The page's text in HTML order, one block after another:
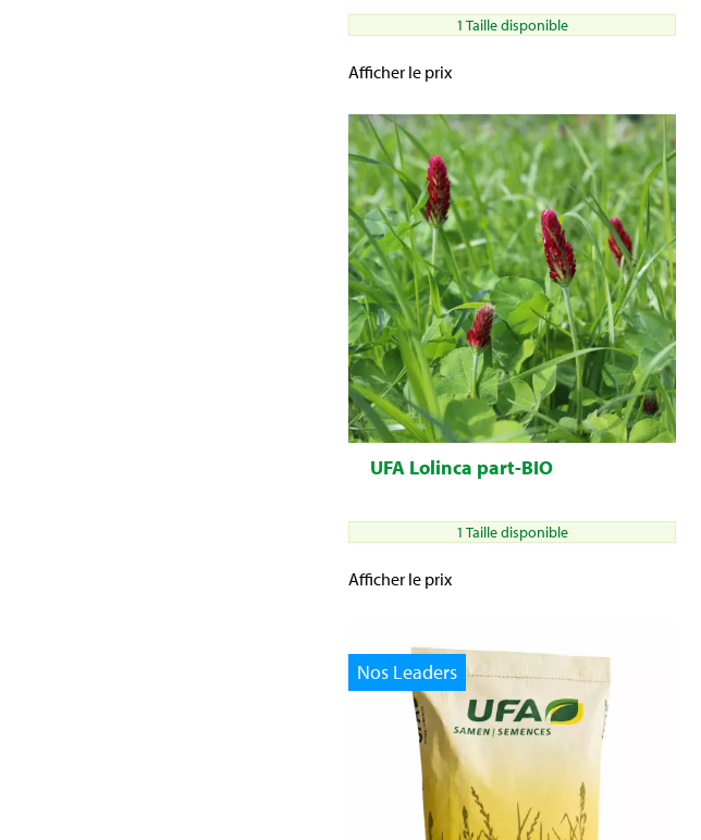
1 Taille disponible
Afficher le prix
UFA Lolinca part-BIO
1 Taille disponible
Afficher le prix
Nos Leaders